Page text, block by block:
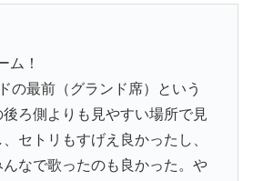
ム！
の最前（グランド席）という
ろ側よりも見やすい場所で見
セトリもすげえ良かったし、
なで歌ったのも良かった。や